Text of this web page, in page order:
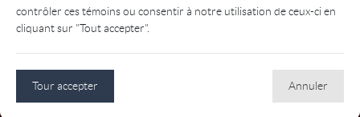
contrôler ces témoins ou consentir à notre utilisation de ceux-ci en
cliquant sur "Tout accepter".
Tour accepter Annuler
Daniel Halldorson
Intronisé en 2014
Plus